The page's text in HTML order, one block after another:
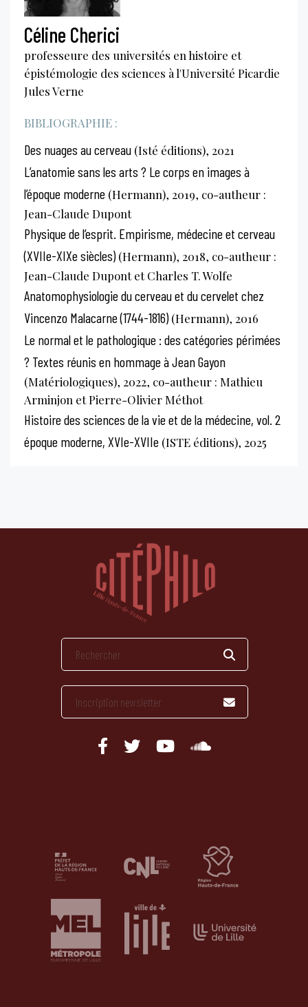
Céline Cherici
professeure des universités en histoire et
épistémologie des sciences à l'Université Picardie
Jules Verne
BIBLIOGRAPHIE :
Des nuages au cerveau (Isté éditions), 2021
L’anatomie sans les arts ? Le corps en images à
l’époque moderne (Hermann), 2019, co-autheur :
Jean-Claude Dupont
Physique de l’esprit. Empirisme, médecine et cerveau
(XVIIe-XIXe siècles)(Hermann), 2018, co-autheur :
Jean-Claude Dupont et Charles T. Wolfe
Anatomophysiologie du cerveau et du cervelet chez
Vincenzo Malacarne (1744-1816)(Hermann), 2016
Le normal et le pathologique : des catégories périmées
? Textes réunis en hommage à Jean Gayon
(Matériologiques), 2022, co-autheur : Mathieu
Arminjon et Pierre-Olivier Méthot
Histoire des sciences de la vie et de la médecine, vol. 2
époque moderne, XVIe-XVIIe (ISTE éditions), 2025